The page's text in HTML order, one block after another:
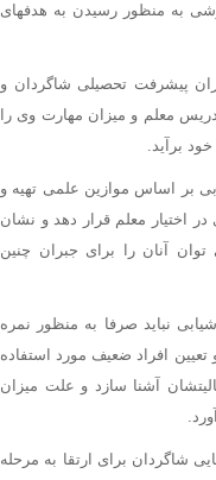
به منظور رسیدن به هدفهای
پیشرفت تحصیلی شاگردان و
معلم و میزان مهارت وی را
برآید.
بر اساس موازین علمی تهیه و
اختیار معلم قرار دهد و نشان
آنان را برای جبران چنین
نباید صرفا به منظور نمره
افراد ضعیف مورد استفاده
آشنا سازد و علت میزان
شاگردان برای ارتقا به مرحله